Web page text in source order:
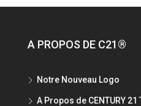
A PROPOS DE C21®
Notre Nouveau Logo
A Propos de CENTURY 21